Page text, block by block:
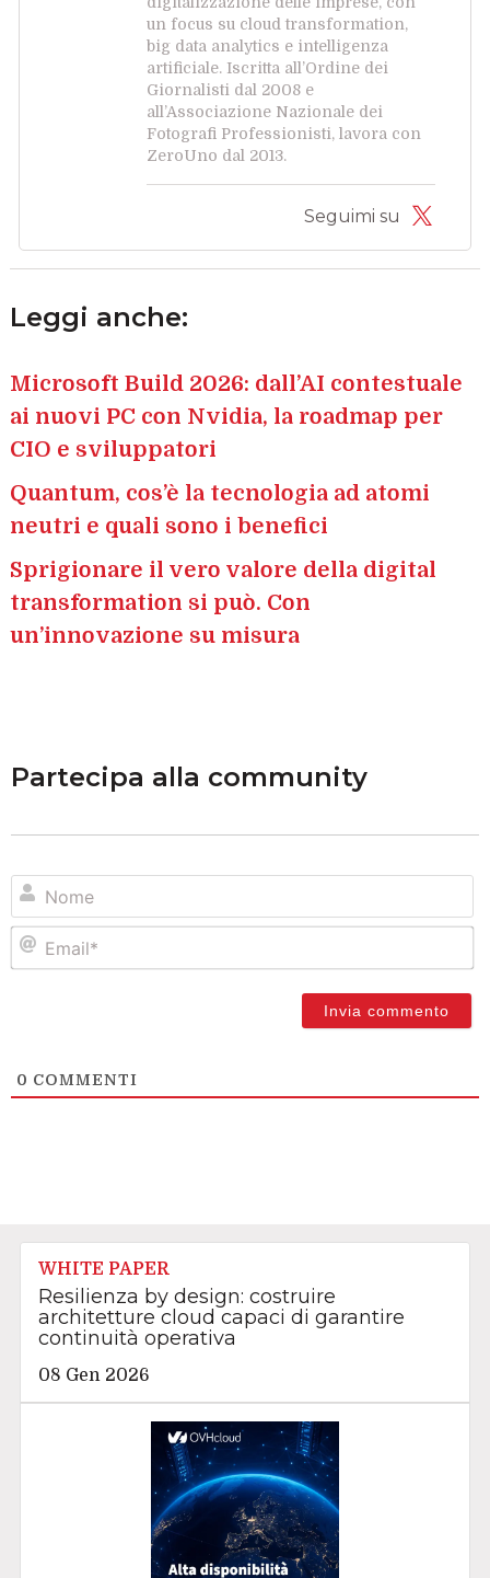
un focus su cloud transformation,
big data analytics e intelligenza
artificiale. Iscritta all’Ordine dei
Giornalisti dal 2008 e
all’Associazione Nazionale dei
Fotografi Professionisti, lavora con
ZeroUno dal 2013.
Seguimi su
Leggi anche:
Microsoft Build 2026: dall’AI contestuale
ai nuovi PC con Nvidia, la roadmap per
CIO e sviluppatori
Quantum, cos’è la tecnologia ad atomi
neutri e quali sono i benefici
Sprigionare il vero valore della digital
transformation si può. Con
un’innovazione su misura
Partecipa alla community
0 COMMENTI
WHITE PAPER
Resilienza by design: costruire
architetture cloud capaci di garantire
continuità operativa
08 Gen 2026